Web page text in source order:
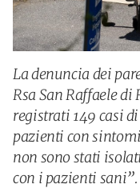
La denuncia dei
Rsa San Raffaele di
registrati 149 casi
pazienti con
non sono stati
con i pazienti